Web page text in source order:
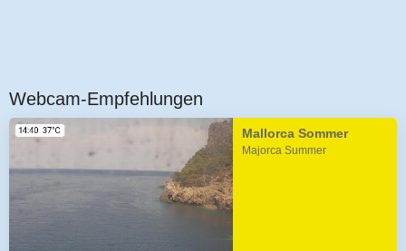
Webcam-Empfehlungen
Mallorca Sommer
Majorca Summer